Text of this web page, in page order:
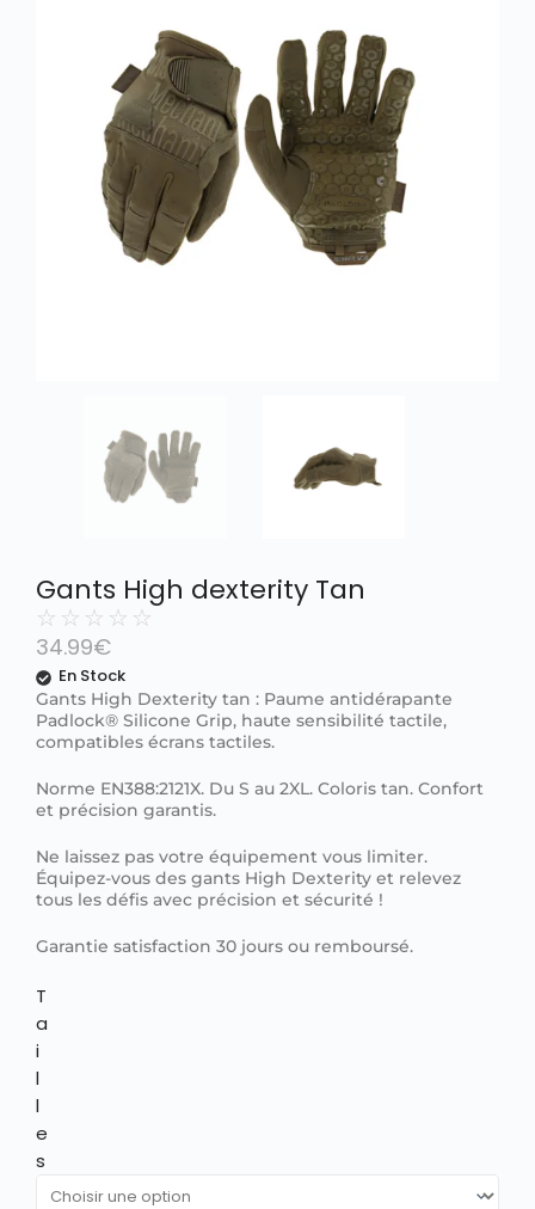
Gants High dexterity Tan
☆ ☆ ☆ ☆ ☆
34.99€
En Stock
Gants High Dexterity tan : Paume antidérapante
Padlock® Silicone Grip, haute sensibilité tactile,
compatibles écrans tactiles.
Norme EN388:2121X. Du S au 2XL. Coloris tan. Confort
et précision garantis.
Ne laissez pas votre équipement vous limiter.
Équipez-vous des gants High Dexterity et relevez
tous les défis avec précision et sécurité !
Garantie satisfaction 30 jours ou remboursé.
T
a
i
l
l
e
s